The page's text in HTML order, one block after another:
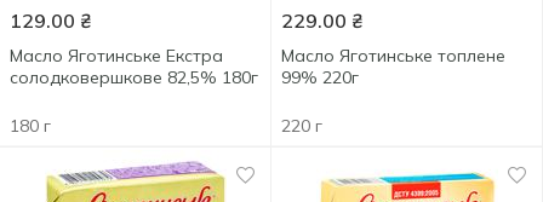
129.00 ₴
Масло Яготинське Екстра
солодковершкове 82,5% 180г
180 г
229.00 ₴
Масло Яготинське топлене
99% 220г
220 г